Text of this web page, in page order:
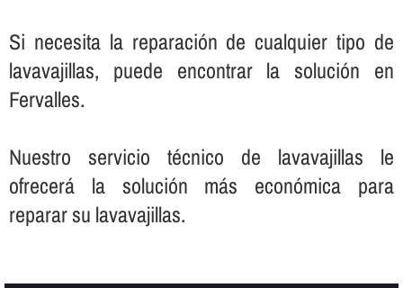
Si necesita la reparación de cualquier tipo de
lavavajillas, puede encontrar la solución en
Fervalles.
Nuestro servicio técnico de lavavajillas le
ofrecerá la solución más económica para
reparar su lavavajillas.